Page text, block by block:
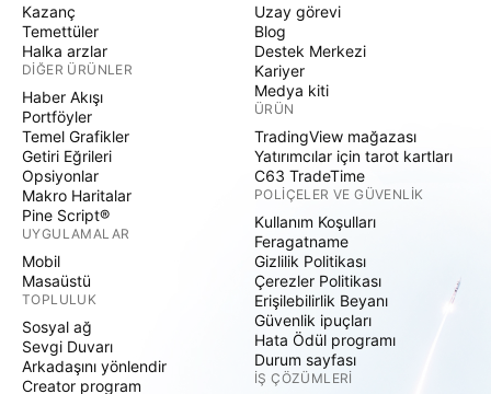
Kazanç
Temettüler
Halka arzlar
DIĞER ÜRÜNLER
Haber Akışı
Portföyler
Temel Grafikler
Getiri Eğrileri
Opsiyonlar
Makro Haritalar
Pine Script®
UYGULAMALAR
Mobil
Masaüstü
TOPLULUK
Sosyal ağ
Sevgi Duvarı
Arkadaşını yönlendir
Creator program
Uzay görevi
Blog
Destek Merkezi
Kariyer
Medya kiti
ÜRÜN
TradingView mağazası
Yatırımcılar için tarot kartları
C63 TradeTime
POLIÇELER VE GÜVENLIK
Kullanım Koşulları
Feragatname
Gizlilik Politikası
Çerezler Politikası
Erişilebilirlik Beyanı
Güvenlik ipuçları
Hata Ödül programı
Durum sayfası
İŞ ÇÖZÜMLERI